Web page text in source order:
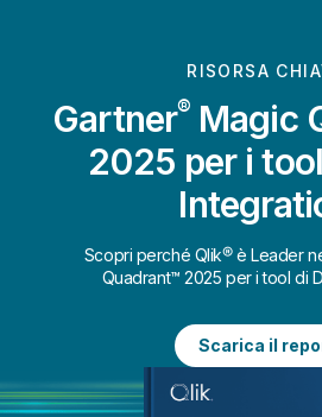
RISORSA
Gartner® Magic
2025 per i
Scopri perché Qlik® è Leader
Quadrant™ 2025 per i tool di
Scarica il